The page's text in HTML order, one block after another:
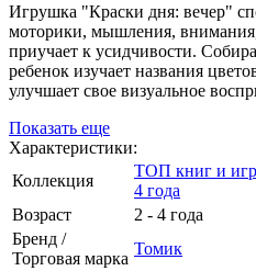
Игрушка "Краски дня: вечер"
моторики, мышления,
приучает к усидчивости.
ребенок изучает названия
улучшает свое визуальное
Показать еще
Характеристики:
Коллекция
ТОП книг и игр
4 года
Возраст
2 - 4 года
Бренд /
Торговая марка
Томик